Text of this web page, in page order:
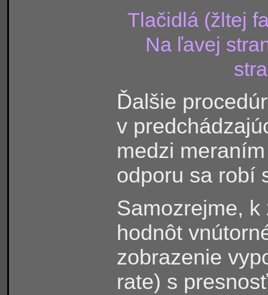
Tlačidlá (žltej
Na ľavej
Ďalšie
v
medzi
odporu sa robí
Samozrejme,
hodnôt
zobrazenie
rate) s